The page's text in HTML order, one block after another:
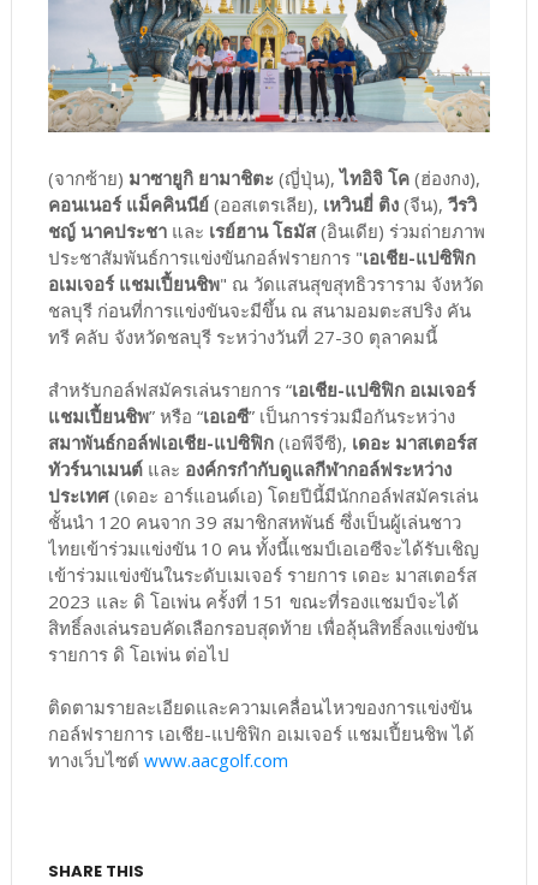
(จากซ้าย) มาซายูกิ ยามาชิตะ(ญี่ปุ่น),ไทอิจิ โค(ฮ่องกง),
คอนเนอร์ แม็คคินนีย์(ออสเตรเลีย), เหวินยี่ ติง(จีน), วีรวิ
ชญ์ นาคประชาและ เรย์ฮาน โธมัส(อินเดีย) ร่วมถ่ายภาพ
ประชาสัมพันธ์การแข่งขันกอล์ฟรายการ "เอเชีย-แปซิฟิก
อเมเจอร์ แชมเปี้ยนชิพ" ณ วัดแสนสุขสุทธิวราราม จังหวัด
ชลบุรี ก่อนที่การแข่งขันจะมีขึ้น ณ สนามอมตะสปริง คัน
ทรี คลับ จังหวัดชลบุรี ระหว่างวันที่ 27-30 ตุลาคมนี้
สำหรับกอล์ฟสมัครเล่นรายการ “เอเชีย-แปซิฟิก อเมเจอร์
แชมเปี้ยนชิพ” หรือ “เอเอซี” เป็นการร่วมมือกันระหว่าง
สมาพันธ์กอล์ฟเอเชีย-แปซิฟิก(เอพีจีซี), เดอะ มาสเตอร์ส
ทัวร์นาเมนต์ และ องค์กรกำกับดูแลกีฬากอล์ฟระหว่าง
ประเทศ (เดอะ อาร์แอนด์เอ) โดยปีนี้มีนักกอล์ฟสมัครเล่น
ชั้นนำ 120 คนจาก 39 สมาชิกสหพันธ์ ซึ่งเป็นผู้เล่นชาว
ไทยเข้าร่วมแข่งขัน 10 คน ทั้งนี้แชมป์เอเอซีจะได้รับเชิญ
เข้าร่วมแข่งขันในระดับเมเจอร์ รายการ เดอะ มาสเตอร์ส
2023 และ ดิ โอเพ่น ครั้งที่ 151 ขณะที่รองแชมป์จะได้
สิทธิ์ลงเล่นรอบคัดเลือกรอบสุดท้าย เพื่อลุ้นสิทธิ์ลงแข่งขัน
รายการ ดิ โอเพ่น ต่อไป
ติดตามรายละเอียดและความเคลื่อนไหวของการแข่งขัน
กอล์ฟรายการ เอเชีย-แปซิฟิก อเมเจอร์ แชมเปี้ยนชิพ ได้
ทางเว็บไซต์ www.aacgolf.com
SHARE THIS